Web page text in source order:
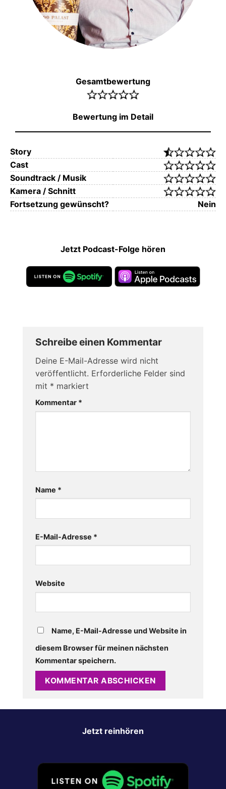
Gesamtbewertung
Bewertung im Detail
Story
Cast
Soundtrack / Musik
Kamera / Schnitt
Fortsetzung gewünscht?
Nein
Jetzt Podcast-Folge hören
Schreibe einen Kommentar
Deine E-Mail-Adresse wird nicht
veröffentlicht. Erforderliche Felder sind
mit * markiert
Kommentar *
Name *
E-Mail-Adresse *
Website
Name, E-Mail-Adresse und Website in
diesem Browser für meinen nächsten
Kommentar speichern.
Jetzt reinhören